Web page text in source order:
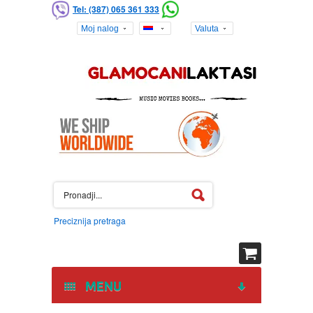
Tel: (387) 065 361 333
Moj nalog Valuta
Preciznija pretraga
MENU